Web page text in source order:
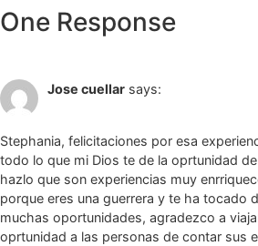
One Response
Jose cuellar says:
Stephania, felicitaciones por esa
todo lo que mi Dios te de la oprtunidad
hazlo que son experiencias muy
porque eres una guerrera y te ha tocado
muchas oportunidades, agradezco a
oprtunidad a las personas de contar sus